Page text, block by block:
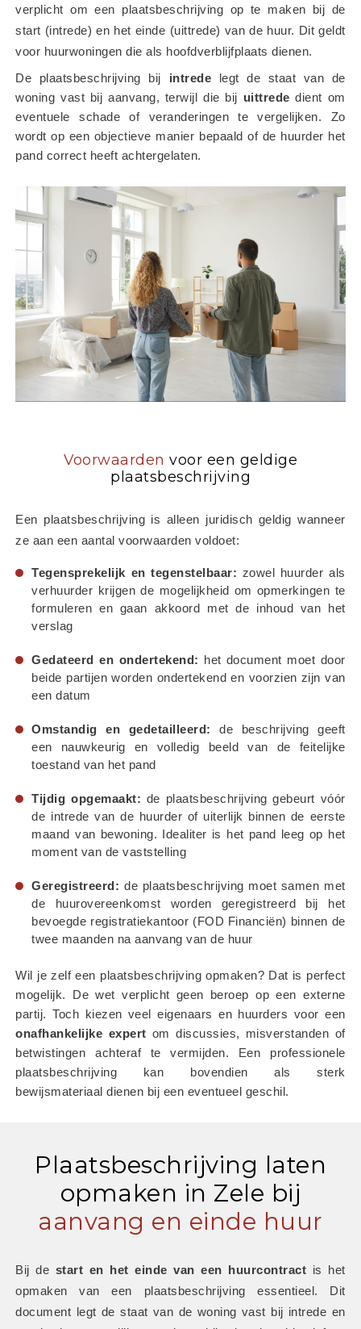
verplicht om een plaatsbeschrijving op te maken bij de
start (intrede) en het einde (uittrede) van de huur. Dit geldt
voor huurwoningen die als hoofdverblijfplaats dienen.
De plaatsbeschrijving bij intrede legt de staat van de
woning vast bij aanvang, terwijl die bij uittrede dient om
eventuele schade of veranderingen te vergelijken. Zo
wordt op een objectieve manier bepaald of de huurder het
pand correct heeft achtergelaten.
Voorwaarden voor een geldige
plaatsbeschrijving
Een plaatsbeschrijving is alleen juridisch geldig wanneer
ze aan een aantal voorwaarden voldoet:
Tegensprekelijk en tegenstelbaar: zowel huurder als
verhuurder krijgen de mogelijkheid om opmerkingen te
formuleren en gaan akkoord met de inhoud van het
verslag
Gedateerd en ondertekend:
het document moet door
beide partijen worden ondertekend en voorzien zijn van
een datum
Omstandig en gedetailleerd:
de beschrijving geeft
een nauwkeurig en volledig beeld van de feitelijke
toestand van het pand
Tijdig opgemaakt: de plaatsbeschrijving gebeurt vóór
de intrede van de huurder of uiterlijk binnen de eerste
maand van bewoning. Idealiter is het pand leeg op het
moment van de vaststelling
Geregistreerd: de plaatsbeschrijving moet samen met
de huurovereenkomst worden geregistreerd bij het
bevoegde registratiekantoor (FOD Financiën) binnen de
twee maanden na aanvang van de huur
Wil je zelf een plaatsbeschrijving opmaken? Dat is perfect
mogelijk. De wet verplicht geen beroep op een externe
onafhankelijke expert om discussies, misverstanden of
betwistingen achteraf te vermijden. Een professionele
plaatsbeschrijving kan bovendien als sterk
bewijsmateriaal dienen bij een eventueel geschil.
Plaatsbeschrijving laten
opmaken in Zele bij
aanvang en einde huur
Bij de start en het einde van een huurcontract is het
opmaken van een plaatsbeschrijving essentieel. Dit
document legt de staat van de woning vast bij intrede en